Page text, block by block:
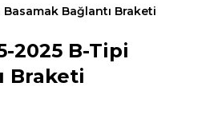
Bağlantı Braketi
2025 B-Tipi
Braketi